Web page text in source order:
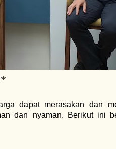
dapat merasakan dan
dan nyaman. Berikut ini